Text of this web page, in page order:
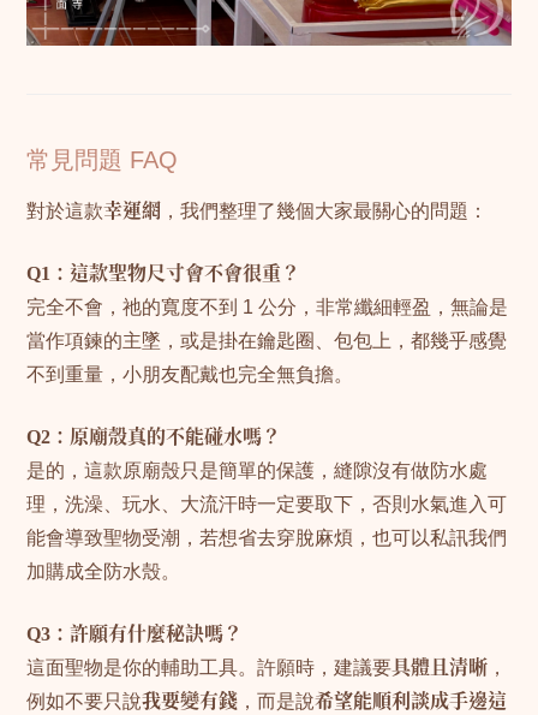
常見問題 FAQ
對於這款幸運網 ，我們整理了幾個大家最關心的問題：
Q1：這款聖物尺寸會不會很重？
完全不會，祂的寬度不到 1 公分，非常纖細輕盈，無論是
當作項鍊的主墜，或是掛在鑰匙圈、包包上，都幾乎感覺
不到重量，小朋友配戴也完全無負擔。
Q2：原廟殼真的不能碰水嗎？
是的，這款原廟殼只是簡單的保護，縫隙沒有做防水處
理，洗澡、玩水、大流汗時一定要取下，否則水氣進入可
能會導致聖物受潮，若想省去穿脫麻煩，也可以私訊我們
加購成全防水殼。
Q3：許願有什麼秘訣嗎？
這面聖物是你的輔助工具。許願時，建議要具體且清晰 ，
例如不要只說我要變有錢 ，而是說希望能順利談成手邊這